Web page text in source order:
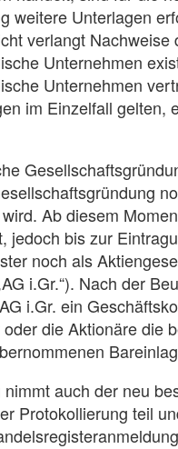
weitere Unterlagen
verlangt Nachweise
Unternehmen
Unternehmen
im Einzelfall gelten,
Ab diesem
jedoch bis zur
noch als
i.Gr.“). Nach der
i.Gr. ein
die Aktionäre die
auch der neu
Protokollierung teil